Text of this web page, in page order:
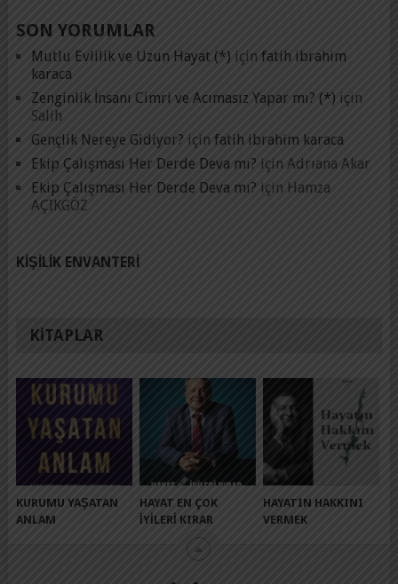
SON YORUMLAR
Mutlu Evlilik ve Uzun Hayat (*) için fatih ibrahim
karaca
Zenginlik İnsanı Cimri ve Acımasız Yapar mı? (*) için
Salih
Gençlik Nereye Gidiyor? için fatih ibrahim karaca
Ekip Çalışması Her Derde Deva mı? için Adrıana Akar
Ekip Çalışması Her Derde Deva mı? için Hamza
AÇIKGÖZ
KIŞILIK ENVANTERI
KITAPLAR
KURUMU YAŞATAN
ANLAM
HAYAT EN ÇOK
İYILERI KIRAR
HAYATIN HAKKINI
VERMEK